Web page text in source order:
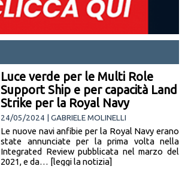
Luce verde per le Multi Role
Support Ship e per capacità Land
Strike per la Royal Navy
24/05/2024 | GABRIELE MOLINELLI
Le nuove navi anfibie per la Royal Navy erano
state annunciate per la prima volta nella
Integrated Review pubblicata nel marzo del
2021, e da… [leggi la notizia]